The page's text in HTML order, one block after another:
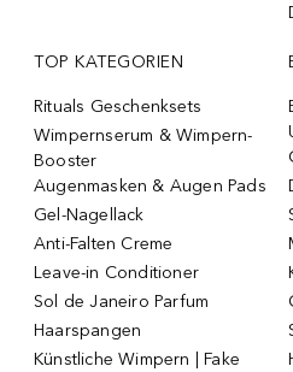
TOP KATEGORIEN
Rituals Geschenksets
Wimpernserum & Wimpern-
Booster
Augenmasken & Augen Pads
Gel-Nagellack
Anti-Falten Creme
Leave-in Conditioner
Sol de Janeiro Parfum
Haarspangen
Künstliche Wimpern | Fake